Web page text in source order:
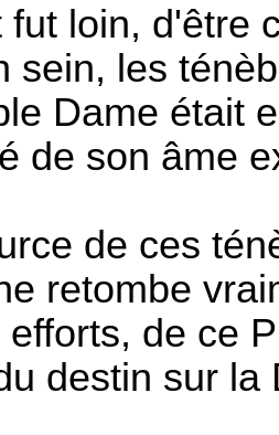
fut loin, d'être
sein, les
Dame était
de son âme
de ces
retombe
efforts, de ce
destin sur